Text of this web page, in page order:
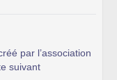
par l’association
suivant